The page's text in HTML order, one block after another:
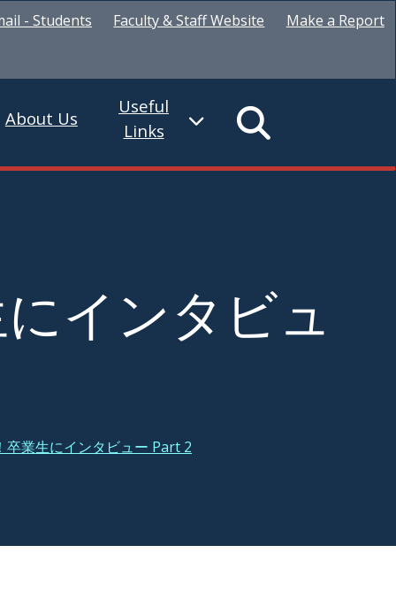
- Students Faculty & Staff Website Make a Report
About Us
Useful
Links
インタビュ
卒業生にインタビュー Part 2